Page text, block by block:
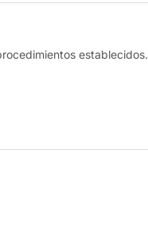
establecidos.